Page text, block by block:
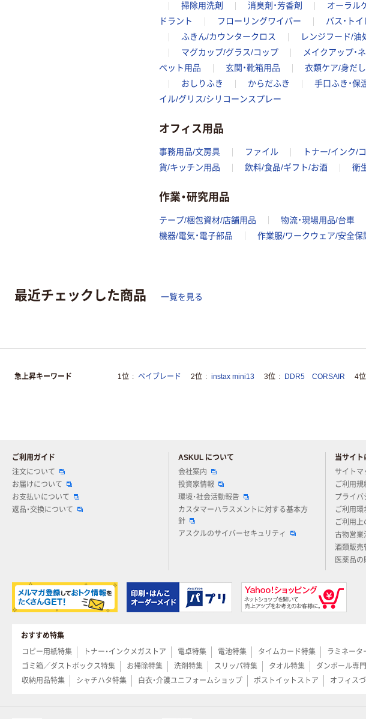
掃除用洗剤
消臭剤・芳香剤 オーラル
ドラント
フローリングワイパー バス・ト
ふきん/カウンタークロス
レンジフード/油
マグカップ/グラス/コップ
メイクアップ・
ペット用品
玄関・靴箱用品 衣類ケア/身だ
おしりふき
からだふき 手口ふき・保
イル/グリス/シリコーンスプレー
オフィス用品
事務用品/文房具 ファイル トナー/インク/
貨/キッチン用品
飲料/食品/ギフト/お酒 衛
作業・研究用品
テープ/梱包資材/店舗用品 物流・現場用品/台車
機器/電気・電子部品
作業服/ワークウェア/安全保
最近チェックした商品 一覧を見る
急上昇キーワード 1位 ベイブレード 2位 instax mini13 3位 DDR5 CORSAIR 4位
ご利用ガイド
注文について
お届けについて
お支払いについて
返品・交換について
ASKUL について
会社案内
投資家情報
環境・社会活動報告
カスタマーハラスメントに対する基本方
針
アスクルのサイバーセキュリティ
当サイト
サイトマ
ご利用規
プライバ
ご利用環
ご利用上
古物営業
酒類販売
医薬品
おすすめ特集
コピー用紙特集
トナー・インクメガストア 電卓特集 電池特集 タイムカード特集 ラミネータ
ゴミ箱／ダストボックス特集
お掃除特集 洗剤特集 スリッパ特集 タオル特集 ダンボール専
収納用品特集
シャチハタ特集 白衣・介護ユニフォームショップ ポストイットストア オフィス